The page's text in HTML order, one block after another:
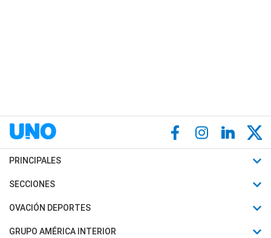
PRINCIPALES
Últimas Noticias
Política
SECCIONES
Horóscopo
Motores
OVACIÓN DEPORTES
Fútbol
GRUPO AMÉRICA INTERIOR